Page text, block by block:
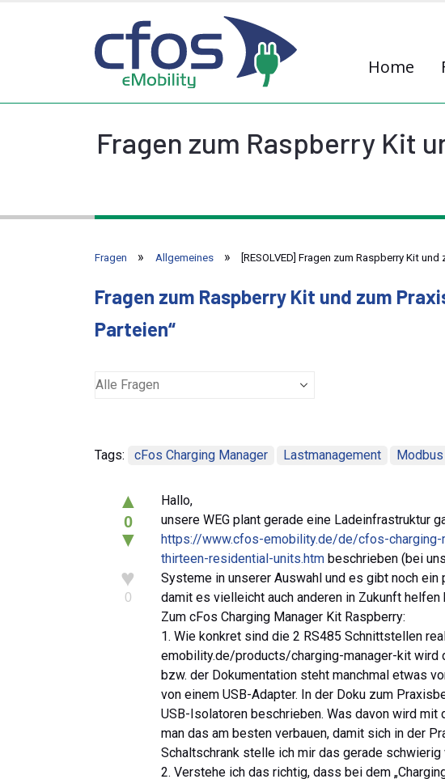
Home
Fragen zum Raspberry Kit
Fragen Allgemeines [RESOLVED] Fragen zum Raspberry Kit
Fragen zum Raspberry Kit und zum
Parteien“
Tags: cFos Charging Manager Lastmanagement Modbus
▲
0
▼
♥
0
Hallo,
unsere WEG plant gerade eine Ladeinfrastruktur
https://www.cfos-emobility.de/de/cfos-charging-
thirteen-residential-units.htm beschrieben (bei
Systeme in unserer Auswahl und es gibt noch
damit es vielleicht auch anderen in Zukunft helfen
Zum cFos Charging Manager Kit Raspberry:
1. Wie konkret sind die 2 RS485 Schnittstellen
emobility.de/products/charging-manager-kit wird
bzw. der Dokumentation steht manchmal etwas
von einem USB-Adapter. In der Doku zum
USB-Isolatoren beschrieben. Was davon wird
man das am besten verbauen, damit sich in der
Schaltschrank stelle ich mir das gerade schwierig
2. Verstehe ich das richtig, dass bei dem